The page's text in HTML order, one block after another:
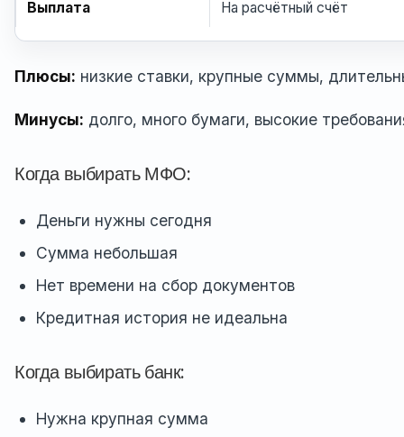
Выплата На расчётный счёт
Плюсы: низкие ставки, крупные суммы,
Минусы: долго, много бумаги, высокие
Когда выбирать МФО:
Деньги нужны сегодня
Сумма небольшая
Нет времени на сбор документов
Кредитная история не идеальна
Когда выбирать банк:
Нужна крупная сумма